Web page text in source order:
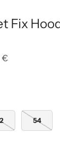
Fix
€
54